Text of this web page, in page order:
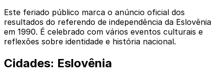
Este feriado público marca o anúncio oficial dos
resultados do referendo de independência da Eslovênia
em 1990. É celebrado com vários eventos culturais e
reflexões sobre identidade e história nacional.
Cidades: Eslovênia